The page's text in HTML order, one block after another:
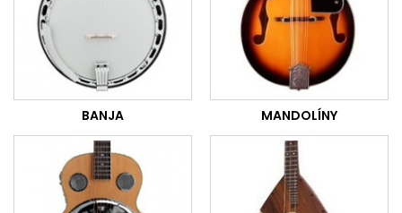
BANJA MANDOLÍNY